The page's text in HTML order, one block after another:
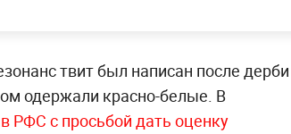
твит был написан после дерби
одержали красно-белые. В
РФС с просьбой дать оценку